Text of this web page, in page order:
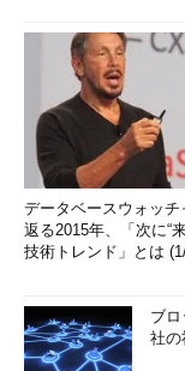
データベースウォッチ
返る2015年、「次に“
技術トレンド」とは
ブ
社の